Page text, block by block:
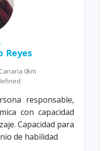
Reyes
0km
responsable,
con capacidad
Capacidad para
de habilidad